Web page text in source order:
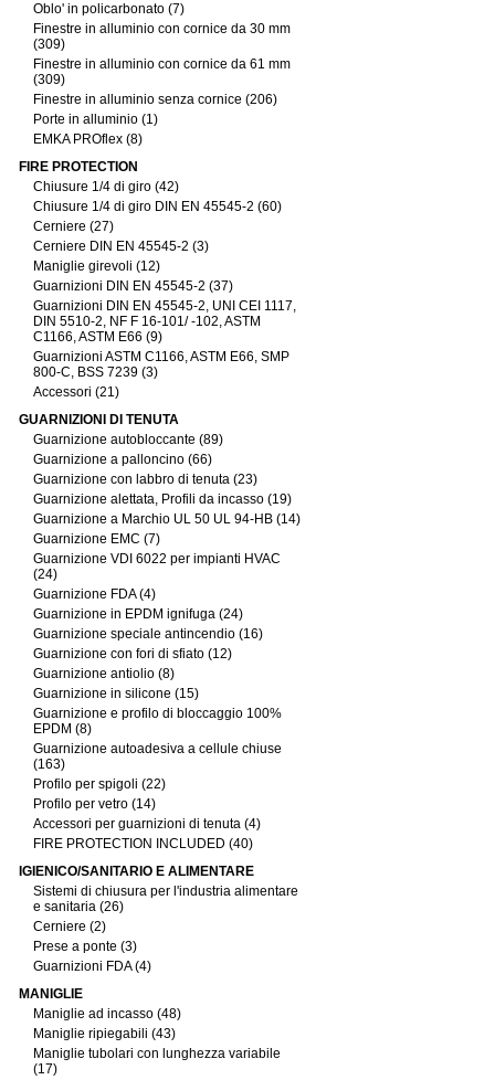
Oblo' in policarbonato (7)
Finestre in alluminio con cornice da 30 mm
(309)
Finestre in alluminio con cornice da 61 mm
(309)
Finestre in alluminio senza cornice (206)
Porte in alluminio (1)
EMKA PROflex (8)
FIRE PROTECTION
Chiusure 1/4 di giro (42)
Chiusure 1/4 di giro DIN EN 45545-2 (60)
Cerniere (27)
Cerniere DIN EN 45545-2 (3)
Maniglie girevoli (12)
Guarnizioni DIN EN 45545-2 (37)
Guarnizioni DIN EN 45545-2, UNI CEI 1117,
DIN 5510-2, NF F 16-101/ -102, ASTM
C1166, ASTM E66 (9)
Guarnizioni ASTM C1166, ASTM E66, SMP
800-C, BSS 7239 (3)
Accessori (21)
GUARNIZIONI DI TENUTA
Guarnizione autobloccante (89)
Guarnizione a palloncino (66)
Guarnizione con labbro di tenuta (23)
Guarnizione alettata, Profili da incasso (19)
Guarnizione a Marchio UL 50 UL 94-HB (14)
Guarnizione EMC (7)
Guarnizione VDI 6022 per impianti HVAC
(24)
Guarnizione FDA (4)
Guarnizione in EPDM ignifuga (24)
Guarnizione speciale antincendio (16)
Guarnizione con fori di sfiato (12)
Guarnizione antiolio (8)
Guarnizione in silicone (15)
Guarnizione e profilo di bloccaggio 100%
EPDM (8)
Guarnizione autoadesiva a cellule chiuse
(163)
Profilo per spigoli (22)
Profilo per vetro (14)
Accessori per guarnizioni di tenuta (4)
FIRE PROTECTION INCLUDED (40)
IGIENICO/SANITARIO E ALIMENTARE
Sistemi di chiusura per l'industria alimentare
e sanitaria (26)
Cerniere (2)
Prese a ponte (3)
Guarnizioni FDA (4)
MANIGLIE
Maniglie ad incasso (48)
Maniglie ripiegabili (43)
Maniglie tubolari con lunghezza variabile
(17)